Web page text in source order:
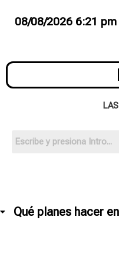
08/08/2026 6:21 pm
Qué planes hacer